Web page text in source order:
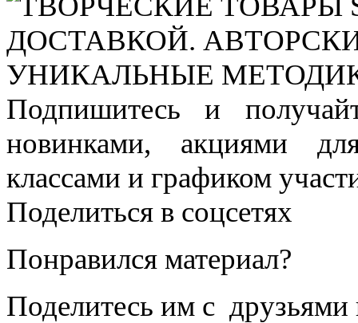
Подпишитесь и
новинками, акциями
классами и графиком
Поделиться в соцсетях
Понравился материал?
Поделитесь им с друзьями